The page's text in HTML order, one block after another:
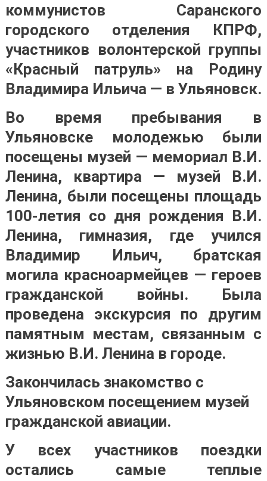
коммунистов Саранского
городского отделения КПРФ,
участников волонтерской группы
«Красный патруль» на Родину
Владимира Ильича — в Ульяновск.
Во время пребывания в
Ульяновске молодежью были
посещены музей — мемориал В.И.
Ленина, квартира — музей В.И.
Ленина, были посещены площадь
100-летия со дня рождения В.И.
Ленина, гимназия, где учился
Владимир Ильич, братская
могила красноармейцев — героев
гражданской войны. Была
проведена экскурсия по другим
памятным местам, связанным с
жизнью В.И. Ленина в городе.
Закончилась знакомство с
Ульяновском посещением музей
гражданской авиации.
У всех участников поездки
остались самые теплые